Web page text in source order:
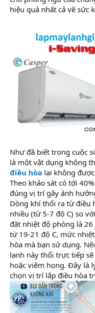
hiệu quả nhất cả về sức
Như đã biết trong cuộc
là một vật dụng không
điều hòa lại không
Theo khảo sát có tới
đúng vị trí gây ảnh
Dòng khí thổi ra từ điều
nhiều (từ 5-7 độ C) so
đặt nhiệt độ phòng là
từ 19-21 độ C, mức
hòa mà bạn sử dụng.
lạnh này thổi trực tiếp
hoặc viêm họng. Đây là
chọn vị trí lắp điều hòa